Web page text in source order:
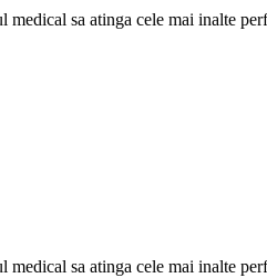
sa atinga cele mai inalte
sa atinga cele mai inalte